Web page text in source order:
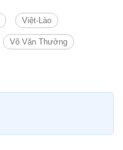
Việt-Lào
Võ Văn Thưởng